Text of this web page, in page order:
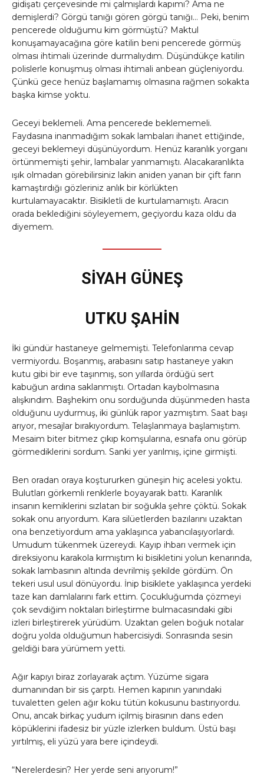
gidişatı çerçevesinde mi çalmışlardı kapımı? Ama ne
demişlerdi? Görgü tanığı gören görgü tanığı… Peki, benim
pencerede olduğumu kim görmüştü? Maktul
konuşamayacağına göre katilin beni pencerede görmüş
olması ihtimali üzerinde durmalıydım. Düşündükçe katilin
polislerle konuşmuş olması ihtimali anbean güçleniyordu.
Çünkü gece henüz başlamamış olmasına rağmen sokakta
başka kimse yoktu.
Geceyi beklemeli. Ama pencerede beklememeli.
Faydasına inanmadığım sokak lambaları ihanet ettiğinde,
geceyi beklemeyi düşünüyordum. Henüz karanlık yorganı
örtünmemişti şehir, lambalar yanmamıştı. Alacakaranlıkta
ışık olmadan görebilirsiniz lakin aniden yanan bir çift farın
kamaştırdığı gözleriniz anlık bir körlükten
kurtulamayacaktır. Bisikletli de kurtulamamıştı. Aracın
orada beklediğini söyleyemem, geçiyordu kaza oldu da
diyemem.
SİYAH GÜNEŞ
UTKU ŞAHİN
İki gündür hastaneye gelmemişti. Telefonlarıma cevap
vermiyordu. Boşanmış, arabasını satıp hastaneye yakın
kutu gibi bir eve taşınmış, son yıllarda ördüğü sert
kabuğun ardına saklanmıştı. Ortadan kaybolmasına
alışkındım. Başhekim onu sorduğunda düşünmeden hasta
olduğunu uydurmuş, iki günlük rapor yazmıştım. Saat başı
arıyor, mesajlar bırakıyordum. Telaşlanmaya başlamıştım.
Mesaim biter bitmez çıkıp komşularına, esnafa onu görüp
görmediklerini sordum. Sanki yer yarılmış, içine girmişti.
Ben oradan oraya koştururken güneşin hiç acelesi yoktu.
Bulutları görkemli renklerle boyayarak battı. Karanlık
insanın kemiklerini sızlatan bir soğukla şehre çöktü. Sokak
sokak onu arıyordum. Kara silüetlerden bazılarını uzaktan
ona benzetiyordum ama yaklaşınca yabancılaşıyorlardı.
Umudum tükenmek üzereydi. Kayıp ihbarı vermek için
direksiyonu karakola kırmıştım ki bisikletini yolun kenarında,
sokak lambasının altında devrilmiş şekilde gördüm. Ön
tekeri usul usul dönüyordu. İnip bisiklete yaklaşınca yerdeki
taze kan damlalarını fark ettim. Çocukluğumda çözmeyi
çok sevdiğim noktaları birleştirme bulmacasındaki gibi
izleri birleştirerek yürüdüm. Uzaktan gelen boğuk notalar
doğru yolda olduğumun habercisiydi. Sonrasında sesin
geldiği bara yürümem yetti.
Ağır kapıyı biraz zorlayarak açtım. Yüzüme sigara
dumanından bir sis çarptı. Hemen kapının yanındaki
tuvaletten gelen ağır koku tütün kokusunu bastırıyordu.
Onu, ancak birkaç yudum içilmiş birasının dans eden
köpüklerini ifadesiz bir yüzle izlerken buldum. Üstü başı
yırtılmış, eli yüzü yara bere içindeydi.
“Nerelerdesin? Her yerde seni arıyorum!”